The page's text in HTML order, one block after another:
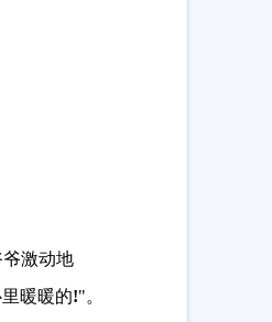
激动地
暖暖的!"。